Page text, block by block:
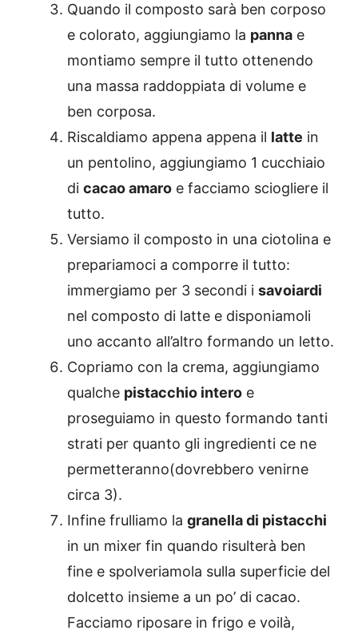
Quando il composto sarà ben corposo
e colorato, aggiungiamo la panna e
montiamo sempre il tutto ottenendo
una massa raddoppiata di volume e
ben corposa.
Riscaldiamo appena appena il latte in
un pentolino, aggiungiamo 1 cucchiaio
di cacao amaro e facciamo sciogliere il
tutto.
Versiamo il composto in una ciotolina e
prepariamoci a comporre il tutto:
immergiamo per 3 secondi i savoiardi
nel composto di latte e disponiamoli
uno accanto all’altro formando un letto.
Copriamo con la crema, aggiungiamo
qualche pistacchio intero e
proseguiamo in questo formando tanti
strati per quanto gli ingredienti ce ne
permetteranno(dovrebbero venirne
circa 3).
Infine frulliamo la granella di pistacchi
in un mixer fin quando risulterà ben
fine e spolveriamola sulla superficie del
dolcetto insieme a un po’ di cacao.
Facciamo riposare in frigo e voilà,